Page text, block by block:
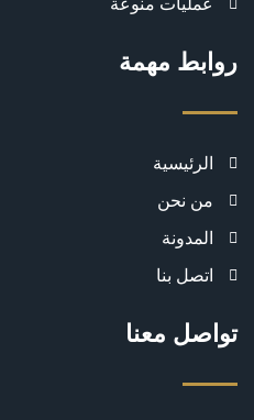
عمليات منوعة
روابط مهمة
الرئيسية
من نحن
المدونة
اتصل بنا
تواصل معنا